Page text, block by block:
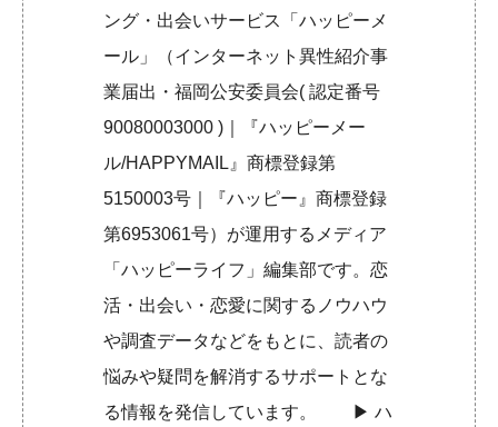
ング・出会いサービス「ハッピーメ
ール」（インターネット異性紹介事
業届出・福岡公安委員会( 認定番号
90080003000 )｜『ハッピーメー
ル/HAPPYMAIL』商標登録第
5150003号｜『ハッピー』商標登録
第6953061号）が運用するメディア
「ハッピーライフ」編集部です。恋
活・出会い・恋愛に関するノウハウ
や調査データなどをもとに、読者の
悩みや疑問を解消するサポートとな
る情報を発信しています。 ▶︎ハ